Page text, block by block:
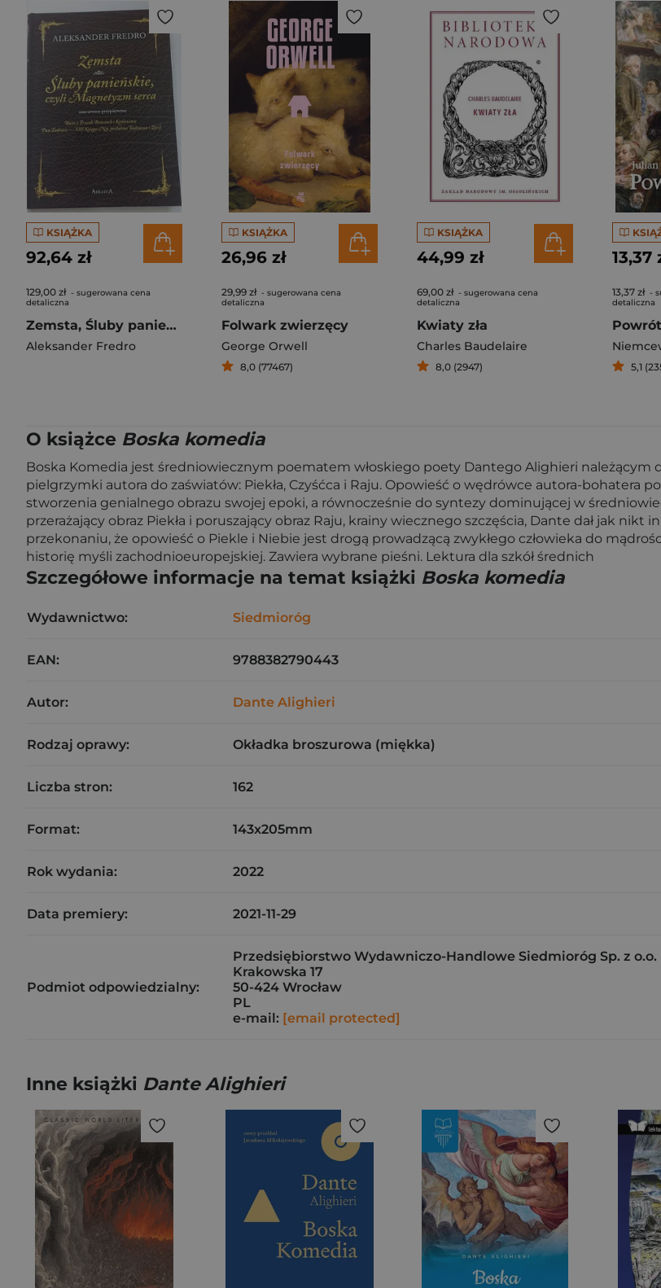
KSIĄŻKA
92,64 zł
129,00 zł - sugerowana cena
detaliczna
Zemsta, Śluby panieńskie
Aleksander Fredro
KSIĄŻKA
26,96 zł
29,99 zł - sugerowana cena
detaliczna
Folwark zwierzęcy
George Orwell
8,0 (77467)
KSIĄŻKA
44,99 zł
69,00 zł - sugerowana cena
detaliczna
Kwiaty zła
Charles Baudelaire
8,0 (2947)
13,37
13,37 zł -
detaliczna
5,1
O książce Boska komedia
Boska Komedia jest średniowiecznym poematem włoskiego poety Dantego Alighieri
pielgrzymki autora do zaświatów: Piekła, Czyśćca i Raju. Opowieść o wędrówce autora-
stworzenia genialnego obrazu swojej epoki, a równocześnie do syntezy dominującej w
przerażający obraz Piekła i poruszający obraz Raju, krainy wiecznego szczęścia, Dante dał jak
przekonaniu, że opowieść o Piekle i Niebie jest drogą prowadzącą zwykłego człowieka do
historię myśli zachodnioeuropejskiej. Zawiera wybrane pieśni. Lektura dla szkół średnich
Szczegółowe informacje na temat książki Boska komedia
Wydawnictwo: Siedmioróg
EAN: 9788382790443
Autor: Dante Alighieri
Rodzaj oprawy: Okładka broszurowa (miękka)
Liczba stron: 162
Format: 143x205mm
Rok wydania: 2022
Data premiery: 2021-11-29
Podmiot odpowiedzialny:
Przedsiębiorstwo Wydawniczo-Handlowe Siedmioróg Sp. z o.o.
Krakowska 17
50-424 Wrocław
PL
e-mail: [email protected]
Inne książki Dante Alighieri